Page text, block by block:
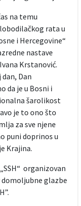
na temu
rata u
i Hercegovine“
nastave
Krstanović.
Dan
da je u Bosni i
šarolikost
je to ono što
za sve njene
puni doprinos u
Krajina.
organizovan
glazbe